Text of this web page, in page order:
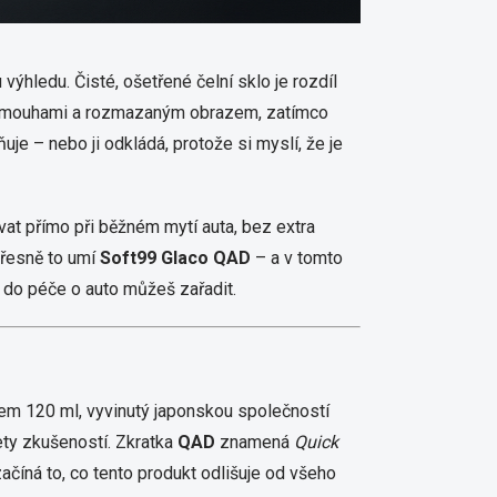
Čisté, ošetřené čelní sklo je rozdíl
a rozmazaným obrazem, zatímco
– nebo ji odkládá, protože si myslí, že je
přímo při běžném mytí auta, bez extra
to umíSoft99 Glaco QAD – a v tomto
péče o auto můžeš zařadit.
120 ml, vyvinutý japonskou společností
zkušeností. Zkratka QAD znamená Quick
to, co tento produkt odlišuje od všeho